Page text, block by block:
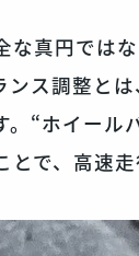
な真円では
ンス調整と
。“ホイール
で、高速